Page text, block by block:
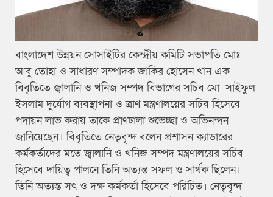
বাংলাদেশ উন্নয়ন সোসাইটির কেন্দ্রীয় কমিটি সভাপতি মোঃ
আবু তোহা ও সাধারণ সম্পাদক জাকির হোসেন খান এক
বিবৃতিতে জ্বালানি ও খনিজ সম্পদ বিভাগের সচিব মো সাইফুল
ইসলাম দুর্যোগ ব্যবস্থাপনা ও ত্রাণ মন্ত্রণালয়ের সচিব হিসেবে
পদায়ন লাভ করায় তাকে প্রাণঢালা শুভেচ্ছা ও অভিনন্দন
জানিয়েছেন। বিবৃতিতে নেতৃবৃন্দ বলেন প্রশাসন ক্যাডারের
কর্মকর্তাদের মতে জ্বালানি ও খনিজ সম্পদ মন্ত্রণালয়ের সচিব
হিসেবে দায়িত্ব পালনে তিনি অত্যন্ত সফল ও সার্থক ছিলেন।
তিনি অত্যন্ত সৎ ও দক্ষ কর্মকর্তা হিসেবে পরিচিত। নেতৃবৃন্দ